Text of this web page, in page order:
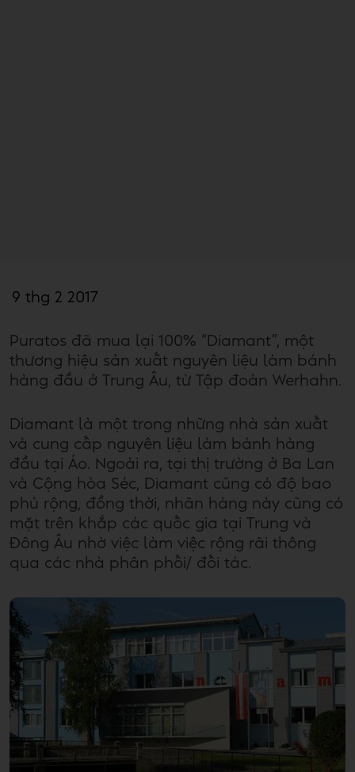
9 thg 2 2017
Puratos đã mua lại 100% “Diamant”, một
thương hiệu sản xuất nguyên liệu làm bánh
hàng đầu ở Trung Âu, từ Tập đoàn Werhahn.
Diamant là một trong những nhà sản xuất
và cung cấp nguyên liệu làm bánh hàng
đầu tại Áo. Ngoài ra, tại thị trường ở Ba Lan
và Cộng hòa Séc, Diamant cũng có độ bao
phủ rộng, đồng thời, nhãn hàng này cũng có
mặt trên khắp các quốc gia tại Trung và
Đông Âu nhờ việc làm việc rộng rãi thông
qua các nhà phân phối/ đối tác.